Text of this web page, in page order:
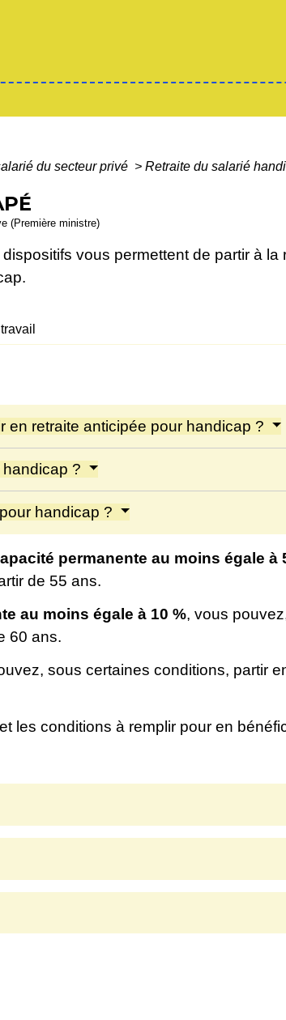
du secteur privé > Retraite du salarié
(Première ministre)
vous permettent de partir à la
en retraite anticipée pour handicap ?
?
handicap ?
permanente au moins égale à
de 55 ans.
au moins égale à 10 %, vous
60 ans.
sous certaines conditions, partir
les conditions à remplir pour en